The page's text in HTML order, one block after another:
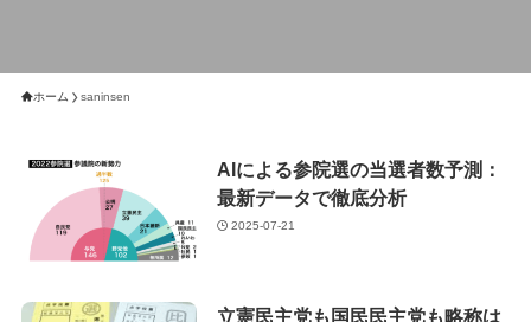
ホーム saninsen
AIによる参院選の当選者数予測：
最新データで徹底分析
2025-07-21
立憲民主党も国民民主党も略称は